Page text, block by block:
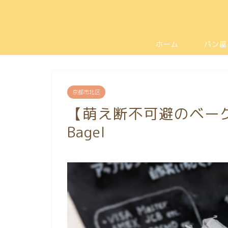
ホーム パン屋
京都市北区
【萌え断不可避のベ
Bagel